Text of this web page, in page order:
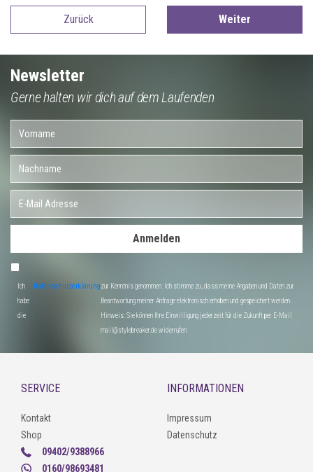
Zurück Weiter
Newsletter
Gerne halten wir dich auf dem Laufenden
Anmelden
Ich
habe
die
Datenschutzerklärungzur Kenntnis genommen. Ich stimme zu, dass meine Angaben und Daten zur
Beantwortung meiner Anfrage elektronisch erhoben und gespeichert werden.
Hinweis: Sie können Ihre Einwilligung jederzeit für die Zukunft per E-Mail
mail@stylebreaker.de widerrufen
SERVICE
Kontakt
Shop
09402/9388966
0160/98693481
INFORMATIONEN
Impressum
Datenschutz